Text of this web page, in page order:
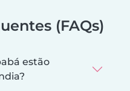
(FAQs)
estão